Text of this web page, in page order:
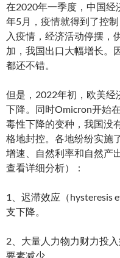
在2020年一季度，中国
年5月，疫情就得到了控
入疫情，经济活动停摆，
加，我国出口大幅增长。
都还不错。
但是，2022年初，欧美
下降。同时Omicron开始
毒性下降的变种，我国没
格地封控。各地纷纷实施
增速、自然利率和自然产
查看详细分析）：
1、迟滞效应（hysteresis
支下降。
2、大量人力物力财力投
要素减少。